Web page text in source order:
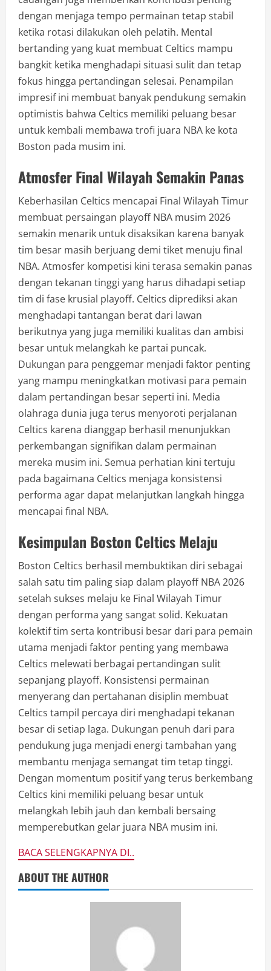
dengan menjaga tempo permainan tetap stabil
ketika rotasi dilakukan oleh pelatih. Mental
bertanding yang kuat membuat Celtics mampu
bangkit ketika menghadapi situasi sulit dan tetap
fokus hingga pertandingan selesai. Penampilan
impresif ini membuat banyak pendukung semakin
optimistis bahwa Celtics memiliki peluang besar
untuk kembali membawa trofi juara NBA ke kota
Boston pada musim ini.
Atmosfer Final Wilayah Semakin Panas
Keberhasilan Celtics mencapai Final Wilayah Timur
membuat persaingan playoff NBA musim 2026
semakin menarik untuk disaksikan karena banyak
tim besar masih berjuang demi tiket menuju final
NBA. Atmosfer kompetisi kini terasa semakin panas
dengan tekanan tinggi yang harus dihadapi setiap
tim di fase krusial playoff. Celtics diprediksi akan
menghadapi tantangan berat dari lawan
berikutnya yang juga memiliki kualitas dan ambisi
besar untuk melangkah ke partai puncak.
Dukungan para penggemar menjadi faktor penting
yang mampu meningkatkan motivasi para pemain
dalam pertandingan besar seperti ini. Media
olahraga dunia juga terus menyoroti perjalanan
Celtics karena dianggap berhasil menunjukkan
perkembangan signifikan dalam permainan
mereka musim ini. Semua perhatian kini tertuju
pada bagaimana Celtics menjaga konsistensi
performa agar dapat melanjutkan langkah hingga
mencapai final NBA.
Kesimpulan Boston Celtics Melaju
Boston Celtics berhasil membuktikan diri sebagai
salah satu tim paling siap dalam playoff NBA 2026
setelah sukses melaju ke Final Wilayah Timur
dengan performa yang sangat solid. Kekuatan
kolektif tim serta kontribusi besar dari para pemain
utama menjadi faktor penting yang membawa
Celtics melewati berbagai pertandingan sulit
sepanjang playoff. Konsistensi permainan
menyerang dan pertahanan disiplin membuat
Celtics tampil percaya diri menghadapi tekanan
besar di setiap laga. Dukungan penuh dari para
pendukung juga menjadi energi tambahan yang
membantu menjaga semangat tim tetap tinggi.
Dengan momentum positif yang terus berkembang
Celtics kini memiliki peluang besar untuk
melangkah lebih jauh dan kembali bersaing
memperebutkan gelar juara NBA musim ini.
BACA SELENGKAPNYA DI..
ABOUT THE AUTHOR